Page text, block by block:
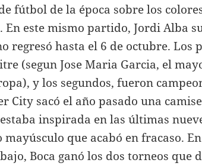
fútbol de la época sobre los
En este mismo partido, Jordi Alba
regresó hasta el 6 de octubre. Los
(segun Jose Maria Garcia, el
y los segundos, fueron
City sacó el año pasado una
inspirada en las últimas
que acabó en fracaso.
Boca ganó los dos torneos que